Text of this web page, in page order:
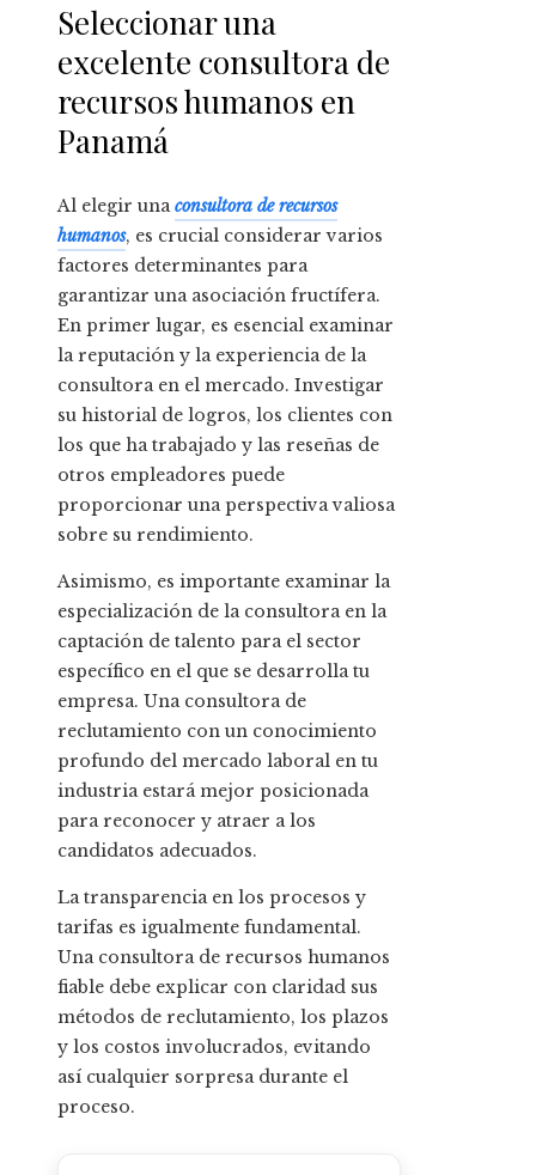
Seleccionar una
excelente consultora de
recursos humanos en
Panamá
Al elegir unaconsultora de recursos
humanos, es crucial considerar varios
factores determinantes para
garantizar una asociación fructífera.
En primer lugar, es esencial examinar
la reputación y la experiencia de la
consultora en el mercado. Investigar
su historial de logros, los clientes con
los que ha trabajado y las reseñas de
otros empleadores puede
proporcionar una perspectiva valiosa
sobre su rendimiento.
Asimismo, es importante examinar la
especialización de la consultora en la
captación de talento para el sector
específico en el que se desarrolla tu
empresa. Una consultora de
reclutamiento con un conocimiento
profundo del mercado laboral en tu
industria estará mejor posicionada
para reconocer y atraer a los
candidatos adecuados.
La transparencia en los procesos y
tarifas es igualmente fundamental.
Una consultora de recursos humanos
fiable debe explicar con claridad sus
métodos de reclutamiento, los plazos
y los costos involucrados, evitando
así cualquier sorpresa durante el
proceso.